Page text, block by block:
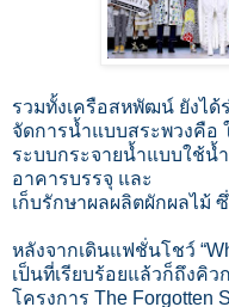
รวมทั้งเครือสหพัฒน์ ยังไ
จัดการน้ำแบบสระพวงคือ
ระบบกระจายน้ำแบบใช้น้
อาคารบรรจุ และ
เก็บรักษาผลผลิตผักผลไม้
หลังจากเดินแฟชั่นโชว์
เป็นที่เรียบร้อยแล้วก็ถึงคิ
โครงการ The Forgotten